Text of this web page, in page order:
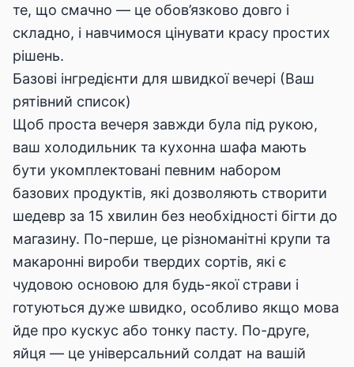
те, що смачно — це обов’язково довго і
складно, і навчимося цінувати красу простих
рішень.
Базові інгредієнти для швидкої вечері (Ваш
рятівний список)
Щоб проста вечеря завжди була під рукою,
ваш холодильник та кухонна шафа мають
бути укомплектовані певним набором
базових продуктів, які дозволяють створити
шедевр за 15 хвилин без необхідності бігти до
магазину. По-перше, це різноманітні крупи та
макаронні вироби твердих сортів, які є
чудовою основою для будь-якої страви і
готуються дуже швидко, особливо якщо мова
йде про кускус або тонку пасту. По-друге,
яйця — це універсальний солдат на вашій